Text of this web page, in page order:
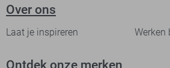
Over ons
Laat je inspireren Werken